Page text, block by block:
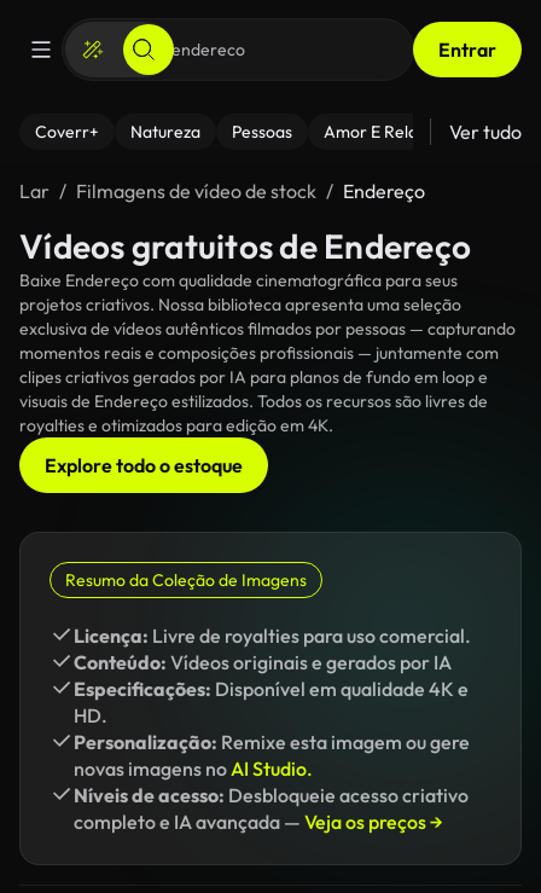
Entrar
Coverr+ Natureza Pessoas Amor E Relacionamentos
Ver tudo
Lar Filmagens de vídeo de stock Endereço
Vídeos gratuitos de Endereço
Baixe Endereço com qualidade cinematográfica para seus
projetos criativos. Nossa biblioteca apresenta uma seleção
exclusiva de vídeos autênticos filmados por pessoas — capturando
momentos reais e composições profissionais — juntamente com
clipes criativos gerados por IA para planos de fundo em loop e
visuais de Endereço estilizados. Todos os recursos são livres de
royalties e otimizados para edição em 4K.
Explore todo o estoque
Resumo da Coleção de Imagens
Licença: Livre de royalties para uso comercial.
Conteúdo: Vídeos originais e gerados por IA
Especificações: Disponível em qualidade 4K e
HD.
Personalização: Remixe esta imagem ou gere
novas imagens noAI Studio.
Níveis de acesso: Desbloqueie acesso criativo
completo e IA avançada — Veja os preços →